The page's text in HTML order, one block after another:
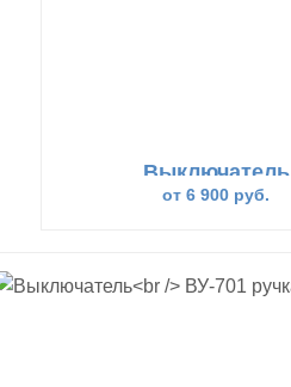
Выключатель
НВ-701 педаль
от 6 900 руб.